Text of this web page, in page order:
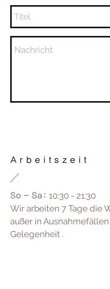
Arbeitszeit
So - Sa: 10:30 - 21:30
Wir arbeiten 7 Tage die
außer in Ausnahmefällen
Gelegenheit .